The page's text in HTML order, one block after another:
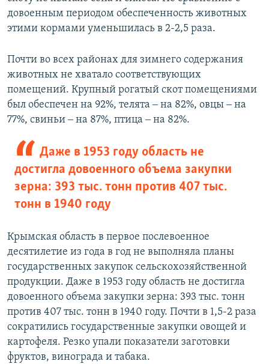
довоенным периодом обеспеченность животных
этими кормами уменьшилась в 2-2,5 раза.
Почти во всех районах для зимнего содержания
животных не хватало соответствующих
помещений. Крупный рогатый скот помещениями
был обеспечен на 92%, телята ‒ на 82%, овцы ‒ на
77%, свиньи ‒ на 87%, птица ‒ на 82%.
Даже в 1953 году область не
достигла довоенного объема закупки
зерна: 393 тыс. тонн против 407 тыс.
тонн в 1940 году
Крымская область в первое послевоенное
десятилетие из года в год не выполняла планы
государственных закупок сельскохозяйственной
продукции. Даже в 1953 году область не достигла
довоенного объема закупки зерна: 393 тыс. тонн
против 407 тыс. тонн в 1940 году. Почти в 1,5-2 раза
сократились государственные закупки овощей и
картофеля. Резко упали показатели заготовки
фруктов, винограда и табака.